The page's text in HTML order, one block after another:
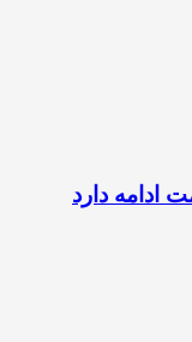
ادامه دارد